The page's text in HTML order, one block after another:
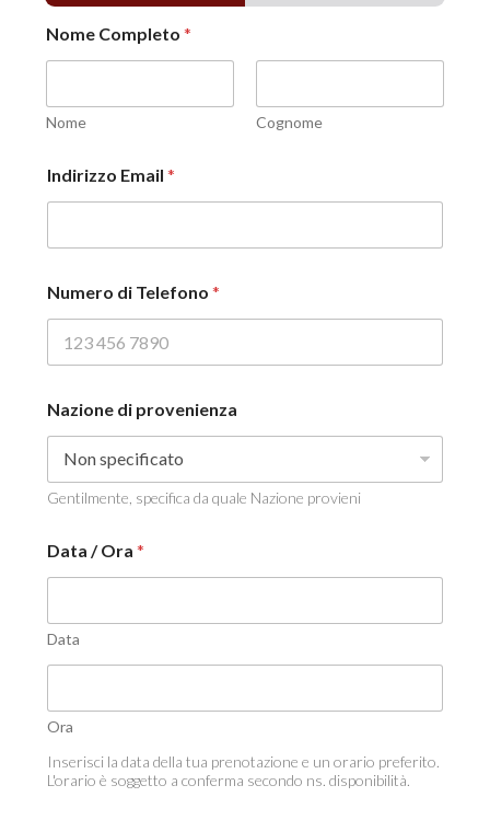
Nome Completo*
Nome Cognome
Indirizzo Email*
Numero di Telefono*
Nazione di provenienza
Gentilmente, specifica da quale Nazione provieni
Data / Ora*
Data
Ora
Inserisci la data della tua prenotazione e un orario preferito.
L'orario è soggetto a conferma secondo ns. disponibilità.